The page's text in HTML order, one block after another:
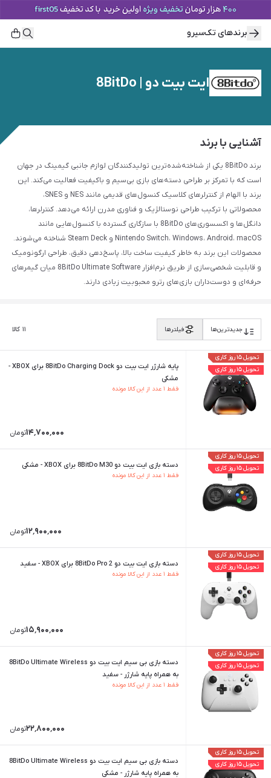
برند‌های تک‌سیرو
ایت بیت دو | 8BitDo
آشنایی با برند
برند 8BitDo یکی از شناخته‌شده‌ترین تولیدکنندگان لوازم جانبی گیمینگ در جهان
است که با تمرکز بر طراحی دسته‌های بازی بی‌سیم و باکیفیت فعالیت می‌کند. این
برند با الهام از کنترلرهای کلاسیک کنسول‌های قدیمی مانند NES و SNES،
محصولاتی با ترکیب طراحی نوستالژیک و فناوری مدرن ارائه می‌دهد. کنترلرها،
دانگل‌ها و اکسسوری‌های 8BitDo با سازگاری گسترده با کنسول‌هایی مانند
Nintendo Switch، Windows، Android، macOS و Steam Deck شناخته می‌شوند.
محصولات این برند به خاطر کیفیت ساخت بالا، پاسخ‌دهی دقیق، طراحی ارگونومیک
و قابلیت شخصی‌سازی از طریق نرم‌افزار 8BitDo Ultimate Software میان گیمرهای
حرفه‌ای و دوست‌داران بازی‌های رترو محبوبیت زیادی دارند.
جدیدترین‌ها فیلترها ۱۱ کالا
تحویل ۱۵ روز کاری
تحویل ۱۵ روز کاری
پایه شارژر ایت بیت دو 8BitDo Charging Dock برای XBOX -
مشکی
فقط ۱ عدد از این کالا مونده
۱۴٬۷۰۰٬۰۰۰تومان
تحویل ۱۵ روز کاری
تحویل ۱۵ روز کاری
دسته بازی ایت بیت دو 8BitDo M30 برای XBOX - مشکی
فقط ۱ عدد از این کالا مونده
۱۲٬۹۰۰٬۰۰۰تومان
تحویل ۱۵ روز کاری
تحویل ۱۵ روز کاری
دسته بازی ایت بیت دو 8BitDo Pro 2 برای XBOX - سفید
فقط ۱ عدد از این کالا مونده
۱۵٬۹۰۰٬۰۰۰تومان
تحویل ۱۵ روز کاری
تحویل ۱۵ روز کاری
دسته بازی بی سیم ایت بیت دو 8BitDo Ultimate Wireless
به همراه پایه شارژر - سفید
فقط ۱ عدد از این کالا مونده
۲۲٬۸۰۰٬۰۰۰تومان
تحویل ۱۵ روز کاری
تحویل ۱۵ روز کاری
دسته بازی بی سیم ایت بیت دو 8BitDo Ultimate Wireless
به همراه پایه شارژر - مشکی